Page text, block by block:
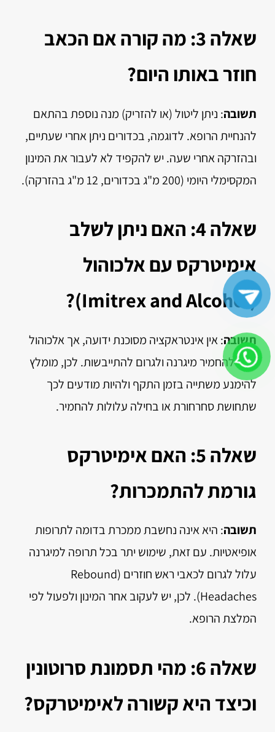
שאלה 3: מה קורה אם הכאב
חוזר באותו היום?
תשובה: ניתן ליטול (או להזריק) מנה נוספת בהתאם
להנחיית הרופא. לדוגמה, בכדורים ניתן אחרי שעתיים,
ובהזרקה אחרי שעה. יש להקפיד לא לעבור את המינון
המקסימלי היומי (200 מ"ג בכדורים, 12 מ"ג בהזרקה).
שאלה 4: האם ניתן לשלב
אימיטרקס עם אלכוהול
(Imitrex and Alcohol)?
תשובה: אין אינטראקציה מסוכנת ידועה, אך אלכוהול
עשוי להחמיר מיגרנה ולגרום להתייבשות. לכן, מומלץ
להימנע משתייה בזמן התקף ולהיות מודעים לכך
שתחושת סחרחורת או בחילה עלולות להחמיר.
שאלה 5: האם אימיטרקס
גורמת להתמכרות?
תשובה: היא אינה נחשבת ממכרת בדומה לתרופות
אופיאטיות. עם זאת, שימוש יתר בכל תרופה למיגרנה
עלול לגרום לכאבי ראש חוזרים (Rebound
Headaches). לכן, יש לעקוב אחר המינון ולפעול לפי
המלצת הרופא.
שאלה 6: מהי תסמונת סרוטונין
וכיצד היא קשורה לאימיטרקס?